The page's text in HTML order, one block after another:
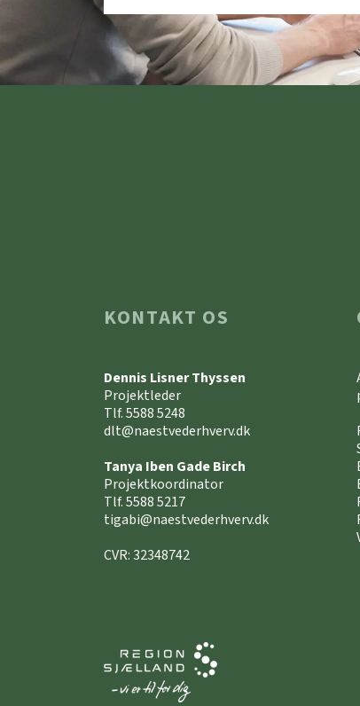
KONTAKT OS
Dennis Lisner Thyssen
Projektleder
Tlf. 5588 5248
dlt@naestvederhverv.dk
Tanya Iben Gade Birch
Projektkoordinator
Tlf. 5588 5217
tigabi@naestvederhverv.dk
CVR: 32348742